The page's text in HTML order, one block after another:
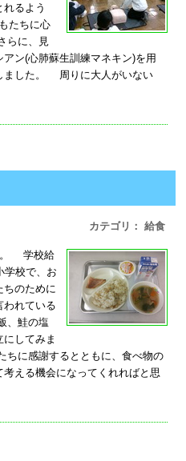
るよう
たちに心
らに、見
ン(心肺蘇生訓練マネキン)を用
ました。 周りに大人がいない
カテゴリ： 給食
。 学校給
学校で、お
ちのために
われている
、鮭の塩
してみま
に感謝するとともに、食べ物の
える機会になってくれればと思